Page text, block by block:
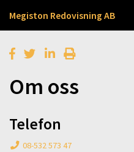
Megiston Redovisning AB
Om oss
Telefon
08-532 573 47